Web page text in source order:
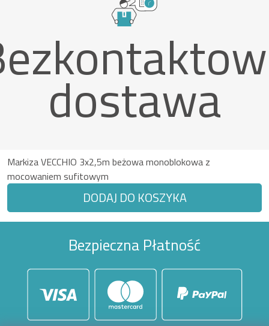
dostawa
Markiza VECCHIO 3x2,5m beżowa monoblokowa z
mocowaniem sufitowym
DODAJ DO KOSZYKA
Bezpieczna Płatność